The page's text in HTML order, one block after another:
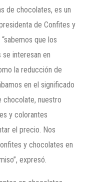
de chocolates, es un
de Confites y
que los
interesan en
la reducción de
en el significado
chocolate, nuestro
y colorantes
el precio. Nos
y chocolates en
expresó.